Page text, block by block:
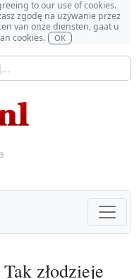
to our use of cookies.
zgodę na używanie przez
van onze diensten, gaat u
cookies.
OK
złodzieje